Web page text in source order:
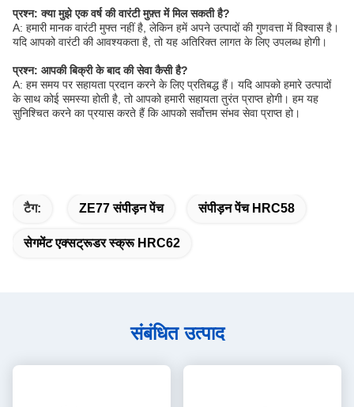
प्रश्न: क्या मुझे एक वर्ष की वारंटी मुफ़्त में मिल सकती है?
A: हमारी मानक वारंटी मुफ्त नहीं है, लेकिन हमें अपने उत्पादों की गुणवत्ता में विश्वास है।
यदि आपको वारंटी की आवश्यकता है, तो यह अतिरिक्त लागत के लिए उपलब्ध होगी।
प्रश्न: आपकी बिक्री के बाद की सेवा कैसी है?
A: हम समय पर सहायता प्रदान करने के लिए प्रतिबद्ध हैं। यदि आपको हमारे उत्पादों
के साथ कोई समस्या होती है, तो आपको हमारी सहायता तुरंत प्राप्त होगी। हम यह
सुनिश्चित करने का प्रयास करते हैं कि आपको सर्वोत्तम संभव सेवा प्राप्त हो।
टैग: ZE77 संपीड़न पेंच संपीड़न पेंच HRC58
सेगमेंट एक्सट्रूडर स्क्रू HRC62
संबंधित उत्पाद